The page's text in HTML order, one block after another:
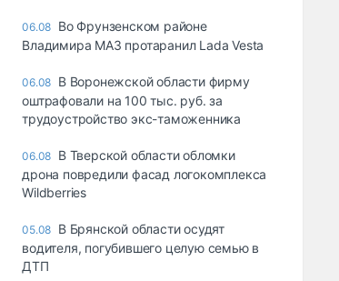
06.08 Во Фрунзенском районе
Владимира МАЗ протаранил Lada Vesta
06.08 В Воронежской области фирму
оштрафовали на 100 тыс. руб. за
трудоустройство экс-таможенника
06.08 В Тверской области обломки
дрона повредили фасад логокомплекса
Wildberries
05.08 В Брянской области осудят
водителя, погубившего целую семью в
ДТП